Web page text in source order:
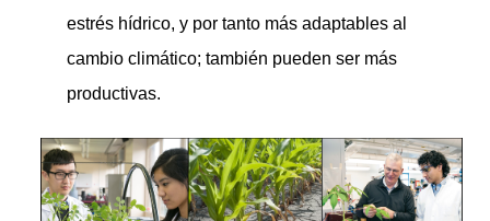
estrés hídrico, y por tanto más adaptables al
cambio climático; también pueden ser más
productivas.